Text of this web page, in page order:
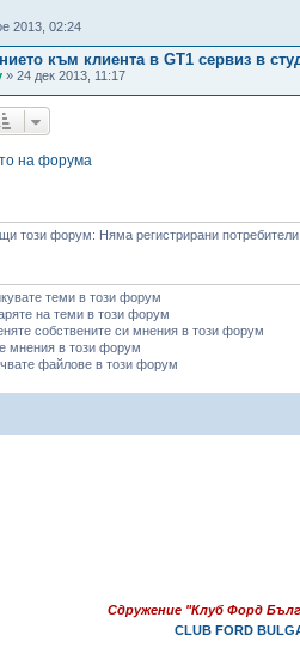
2013, 02:24
към клиента в GT1 сервиз в
» 24 дек 2013, 11:17
на форума
този форум: Няма регистрирани потребители
теми в този форум
на теми в този форум
собствените си мнения в този форум
мнения в този форум
файлове в този форум
Сдружение "Клуб Форд
CLUB FORD